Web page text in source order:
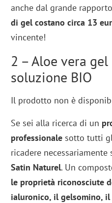
anche dal grande
di gel costano circa 13
vincente!
2 – Aloe vera
soluzione BIO
Il prodotto non è
Se sei alla ricerca di un
professionale sotto tutti
ricadere necessariamente
Satin Naturel. Un
le proprietà riconosciute
ialuronico, il gelsomino,